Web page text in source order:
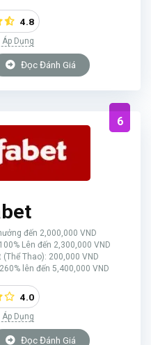
4.8
Dụng
Đọc Đánh Giá
6
đến 2,000,000 VND
Lên đến 2,300,000 VND
Thao): 200,000 VND
lên đến 5,400,000 VND
4.0
Dụng
Đọc Đánh Giá